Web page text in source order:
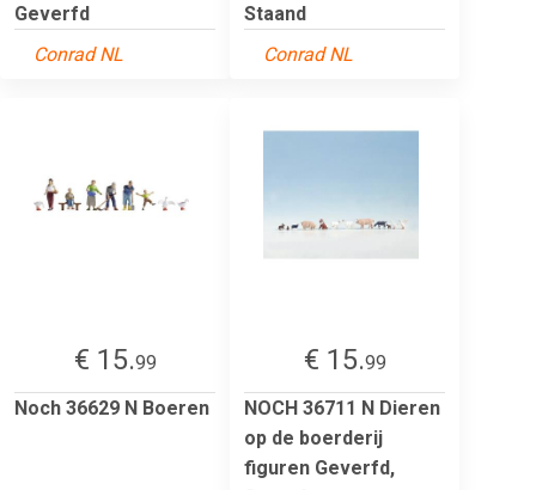
Geverfd
Conrad NL
Staand
Conrad NL
€ 15.99
Noch 36629 N Boeren
€ 15.99
NOCH 36711 N Dieren
op de boerderij
figuren Geverfd,